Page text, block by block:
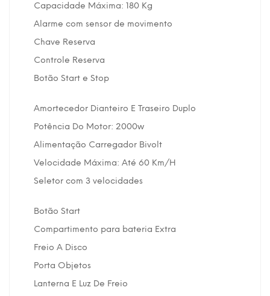
Capacidade Máxima: 180 Kg
Alarme com sensor de movimento
Chave Reserva
Controle Reserva
Botão Start e Stop
Amortecedor Dianteiro E Traseiro Duplo
Potência Do Motor: 2000w
Alimentação Carregador Bivolt
Velocidade Máxima: Até 60 Km/H
Seletor com 3 velocidades
Botão Start
Compartimento para bateria Extra
Freio A Disco
Porta Objetos
Lanterna E Luz De Freio